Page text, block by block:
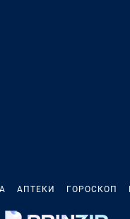
АПТЕКИ ГОРОСКОП